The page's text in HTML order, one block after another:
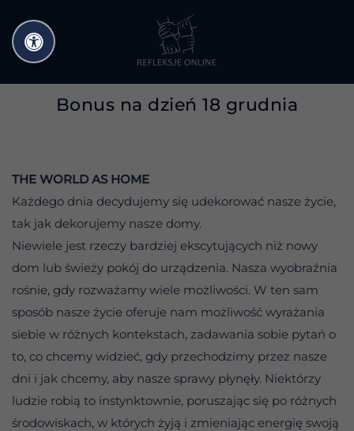
do
treści
Bonus na dzień 18 grudnia
THE WORLD AS HOME
Każdego dnia decydujemy się udekorować nasze życie,
tak jak dekorujemy nasze domy.
Niewiele jest rzeczy bardziej ekscytujących niż nowy
dom lub świeży pokój do urządzenia. Nasza wyobraźnia
rośnie, gdy rozważamy wiele możliwości. W ten sam
sposób nasze życie oferuje nam możliwość wyrażania
siebie w różnych kontekstach, zadawania sobie pytań o
to, co chcemy widzieć, gdy przechodzimy przez nasze
dni i jak chcemy, aby nasze sprawy płynęły. Niektórzy
ludzie robią to instynktownie, poruszając się po różnych
środowiskach, w których żyją i zmieniając energię swoją